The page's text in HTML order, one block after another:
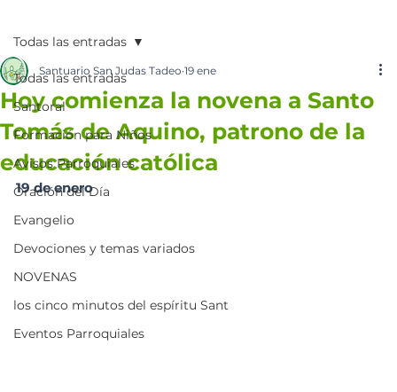
Todas las entradas
Santoral
Formación para Niños
Avisos Parroquiales
Oración del Día
Evangelio
Devociones y temas variados
NOVENAS
los cinco minutos del espíritu Sant
Eventos Parroquiales
Todas las entradas
Hoy comienza la novena a Santo
Tomás de Aquino, patrono de la
educación católica
Santuario San Judas Tadeo 19 ene
19 de enero